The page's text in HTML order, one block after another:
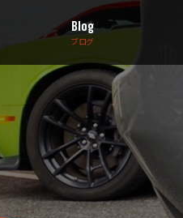
Blog
ブログ